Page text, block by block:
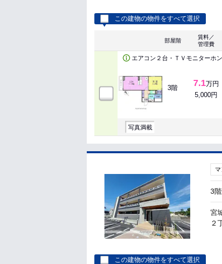
この建物の物件をすべて選択
部屋階
賃料／
管理費
エアコン２台・ＴＶモニターホ
3階 7.1万円
5,000円
写真満載
3
宮
２
この建物の物件をすべて選択